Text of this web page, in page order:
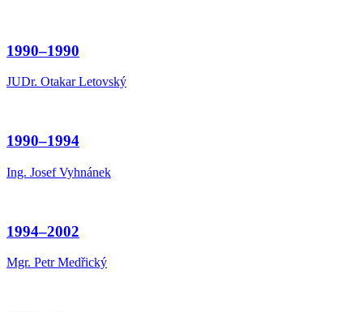
1990–1990
JUDr. Otakar Letovský
1990–1994
Ing. Josef Vyhnánek
1994–2002
Mgr. Petr Medřický